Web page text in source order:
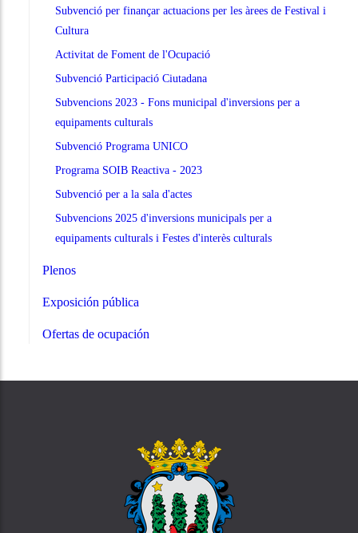
Subvenció per finançar actuacions per les àrees de Festival i
Cultura
Activitat de Foment de l'Ocupació
Subvenció Participació Ciutadana
Subvencions 2023 - Fons municipal d'inversions per a
equipaments culturals
Subvenció Programa UNICO
Programa SOIB Reactiva - 2023
Subvenció per a la sala d'actes
Subvencions 2025 d'inversions municipals per a
equipaments culturals i Festes d'interès culturals
Plenos
Exposición pública
Ofertas de ocupación